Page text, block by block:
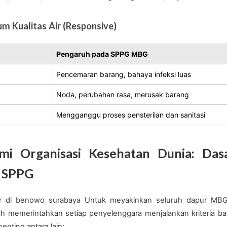
Kualitas Air (Responsive)
Pengaruh pada SPPG MBG
Pencemaran barang, bahaya infeksi luas
Noda, perubahan rasa, merusak barang
Mengganggu proses pensterilan dan sanitasi
Organisasi Kesehatan Dunia:
di benowo surabaya Untuk meyakinkan seluruh dapur
memerintahkan setiap penyelenggara menjalankan kriteria